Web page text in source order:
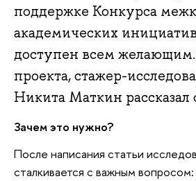
поддержке Конкурса
академических
доступен всем желающим.
проекта, стажер-
Никита Маткин рассказал
Зачем это нужно?
После написания статьи
сталкивается с важным